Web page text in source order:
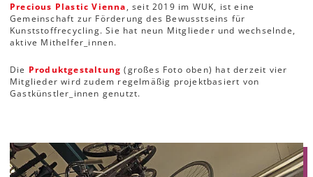
Precious Plastic Vienna, seit 2019 im WUK, ist eine
Gemeinschaft zur Förderung des Bewusstseins für
Kunststoffrecycling. Sie hat neun Mitglieder und wechselnde,
aktive Mithelfer_innen.
Die Produktgestaltung (großes Foto oben) hat derzeit vier
Mitglieder wird zudem regelmäßig projektbasiert von
Gastkünstler_innen genutzt.